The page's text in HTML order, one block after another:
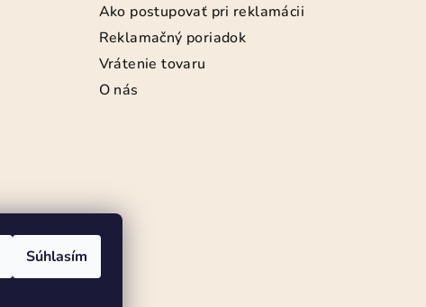
Súhlasím
Ako postupovať pri reklamácii
Reklamačný poriadok
Vrátenie tovaru
O nás